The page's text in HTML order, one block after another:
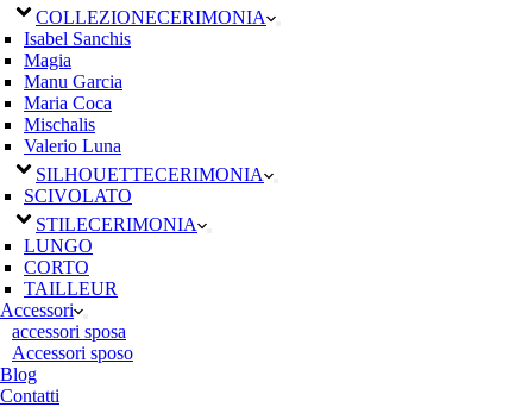
COLLEZIONECERIMONIA
Isabel Sanchis
Magia
Manu Garcia
Maria Coca
Mischalis
Valerio Luna
SILHOUETTECERIMONIA
SCIVOLATO
STILECERIMONIA
LUNGO
CORTO
TAILLEUR
Accessori
accessori sposa
Accessori sposo
Blog
Contatti